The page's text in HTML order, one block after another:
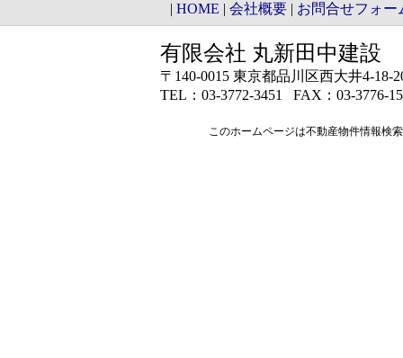
| HOME | 会社概要 | お問合せフォー
有限会社 丸新田中建設
〒140-0015 東京都品川区西大井4-18-
TEL：03-3772-3451 FAX：03-3776-
このホームページは不動産物件情報検